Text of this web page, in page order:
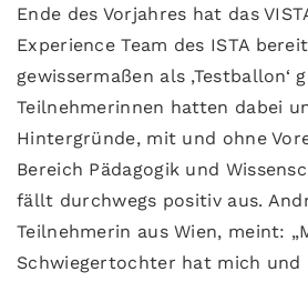
Ende des Vorjahres hat das
Experience Team des ISTA
gewissermaßen als ‚Testballon‘
Teilnehmerinnen hatten dabei
Hintergründe, mit und ohne
Bereich Pädagogik und
fällt durchwegs positiv aus.
Teilnehmerin aus Wien, meint:
Schwiegertochter hat mich und